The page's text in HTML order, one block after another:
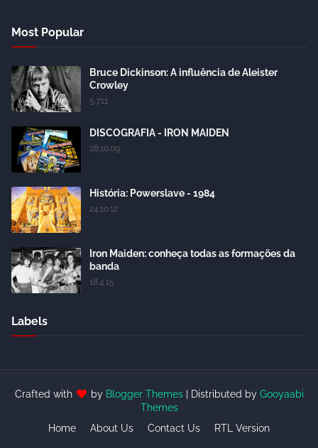
Most Popular
Bruce Dickinson: A influência de Aleister
Crowley
5.7.11
DISCOGRAFIA - IRON MAIDEN
28.10.09
História: Powerslave - 1984
24.10.12
Iron Maiden: conheça todas as formações da
banda
18.4.15
Labels
Crafted with by Blogger Themes| Distributed by Gooyaabi
Themes
Home
About Us Contact Us RTL Version